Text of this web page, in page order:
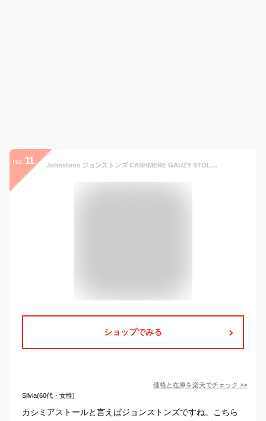
no. 11 Johnstons ジョンストンズ CASHMERE GAUZY STOLE マフラー ストール カシミヤ 大判 無地 レディース HAM00162
ショップでみる
価格と在庫を楽天でチェック >>
Silvia(60代・女性)
カシミアストールと言えばジョンストンズですね。こちら